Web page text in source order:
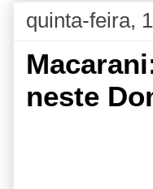
quinta-feira,
neste